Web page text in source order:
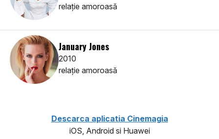
relaţie amoroasă
January Jones
2010
relaţie amoroasă
Descarca aplicatia Cinemagia
iOS, Android si Huawei